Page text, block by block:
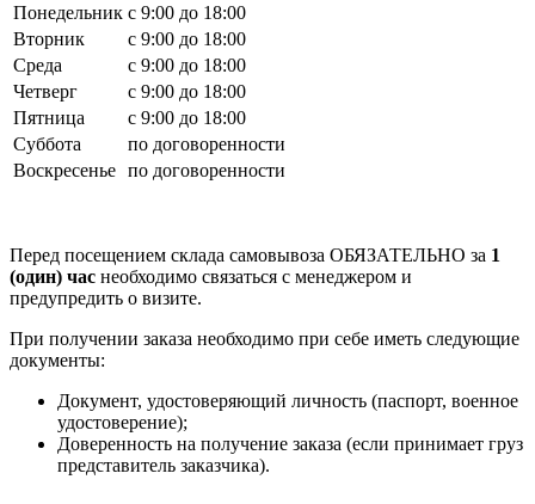
Понедельник с 9:00 до 18:00
Вторник
с 9:00 до 18:00
Среда
с 9:00 до 18:00
Четверг
с 9:00 до 18:00
Пятница
с 9:00 до 18:00
Суббота
по договоренности
Воскресенье по договоренности
Перед посещением склада самовывоза ОБЯЗАТЕЛЬНО за 1
(один) час необходимо связаться с менеджером и
предупредить о визите.
При получении заказа необходимо при себе иметь следующие
документы:
Документ, удостоверяющий личность (паспорт, военное
удостоверение);
Доверенность на получение заказа (если принимает груз
представитель заказчика).